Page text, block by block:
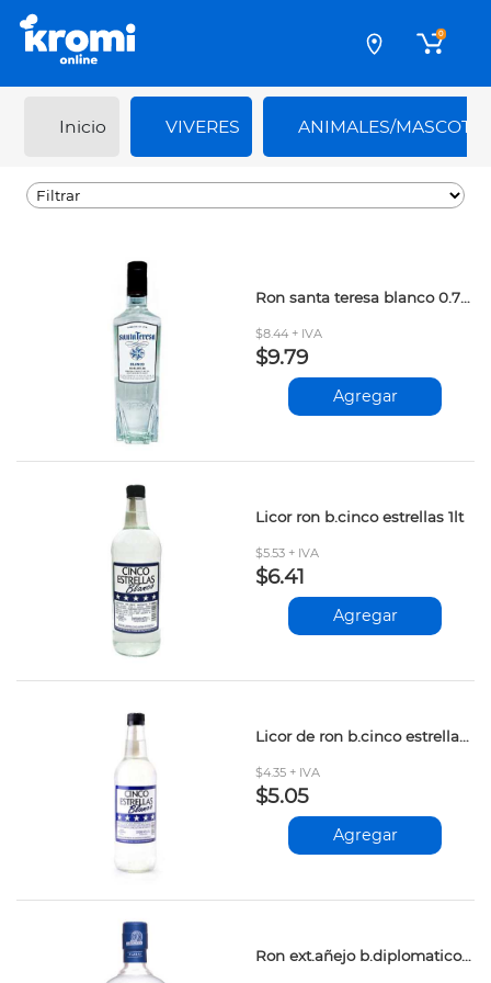
0
Inicio VIVERES ANIMALES/
Ron santa teresa blanco 0.70lt
$8.44 + IVA
$9.79
Agregar
Licor ron b.cinco estrellas 1lt
$5.53 + IVA
$6.41
Agregar
Licor de ron b.cinco estrellas 0.70 lt
$4.35 + IVA
$5.05
Agregar
Ron ext.añejo b.diplomatico planas 0.70lt